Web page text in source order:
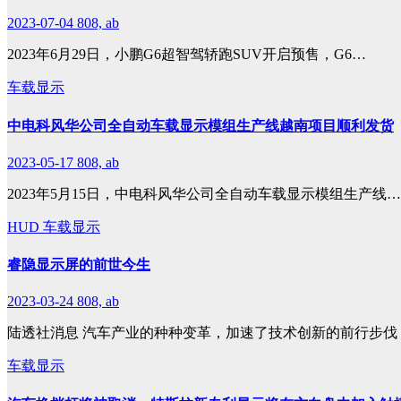
2023-07-04 808, ab
2023年6月29日，小鹏G6超智驾轿跑SUV开启预售，G6…
车载显示
中电科风华公司全自动车载显示模组生产线越南项目顺利发货
2023-05-17 808, ab
2023年5月15日，中电科风华公司全自动车载显示模组生产线…
HUD 车载显示
睿隐显示屏的前世今生
2023-03-24 808, ab
陆透社消息 汽车产业的种种变革，加速了技术创新的前行步
车载显示